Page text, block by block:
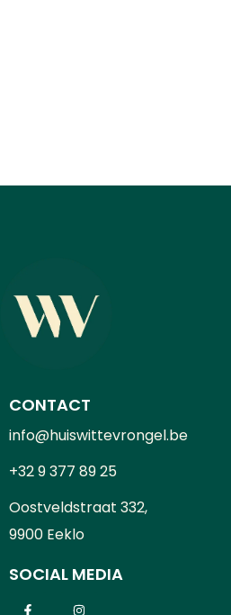
CONTACT
info@huiswittevrongel.be
+32 9 377 89 25
Oostveldstraat 332,
9900 Eeklo
SOCIAL MEDIA